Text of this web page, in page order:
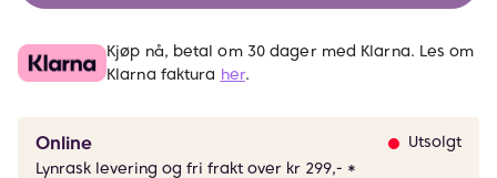
Kjøp nå, betal om 30 dager med Klarna. Les om
Klarna faktura her.
Online
Utsolgt
Lynrask levering og fri frakt over kr 299,- *